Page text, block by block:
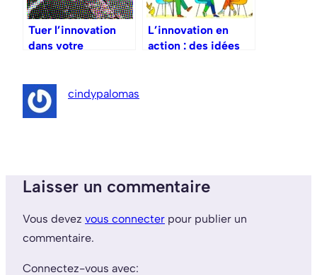
Tuer l’innovation
dans votre
L’innovation en
action : des idées
cindypalomas
Laisser un commentaire
Vous devez vous connecter pour publier un
commentaire.
Connectez-vous avec: